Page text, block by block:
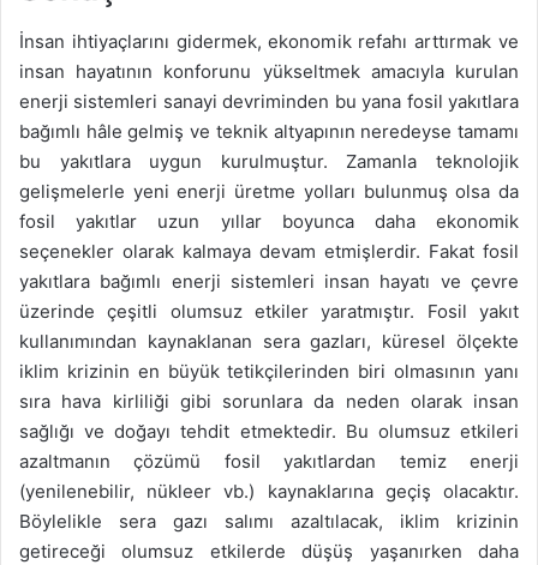
İnsan ihtiyaçlarını gidermek, ekonomik refahı arttırmak ve
insan hayatının konforunu yükseltmek amacıyla kurulan
enerji sistemleri sanayi devriminden bu yana fosil yakıtlara
bağımlı hâle gelmiş ve teknik altyapının neredeyse tamamı
bu yakıtlara uygun kurulmuştur. Zamanla teknolojik
gelişmelerle yeni enerji üretme yolları bulunmuş olsa da
fosil yakıtlar uzun yıllar boyunca daha ekonomik
seçenekler olarak kalmaya devam etmişlerdir. Fakat fosil
yakıtlara bağımlı enerji sistemleri insan hayatı ve çevre
üzerinde çeşitli olumsuz etkiler yaratmıştır. Fosil yakıt
kullanımından kaynaklanan sera gazları, küresel ölçekte
iklim krizinin en büyük tetikçilerinden biri olmasının yanı
sıra hava kirliliği gibi sorunlara da neden olarak insan
sağlığı ve doğayı tehdit etmektedir. Bu olumsuz etkileri
azaltmanın çözümü fosil yakıtlardan temiz enerji
(yenilenebilir, nükleer vb.) kaynaklarına geçiş olacaktır.
Böylelikle sera gazı salımı azaltılacak, iklim krizinin
getireceği olumsuz etkilerde düşüş yaşanırken daha